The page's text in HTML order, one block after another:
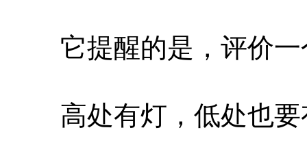
它提醒的是，评价
高处有灯，低处也